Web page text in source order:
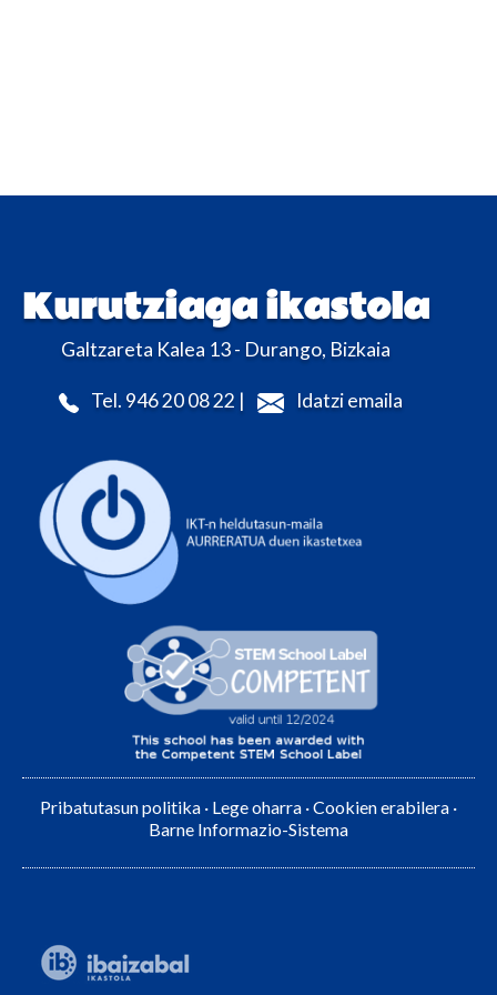
Kurutziaga ikastola
Galtzareta Kalea 13 - Durango, Bizkaia
Tel. 946 20 08 22 | Idatzi emaila
Pribatutasun politika · Lege oharra ·Cookien erabilera ·
Barne Informazio-Sistema